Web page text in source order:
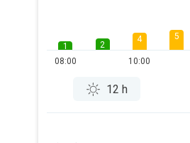
1
08:00
2
4
10:00
5
12 h